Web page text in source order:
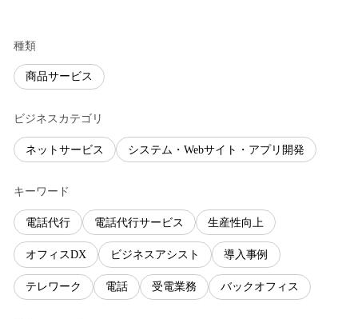
種類
商品サービス
ビジネスカテゴリ
ネットサービス システム・Webサイト・アプリ開発
キーワード
電話代行 電話代行サービス 生産性向上
オフィスDX ビジネスアシスト 導入事例
テレワーク 電話 受電業務 バックオフィス